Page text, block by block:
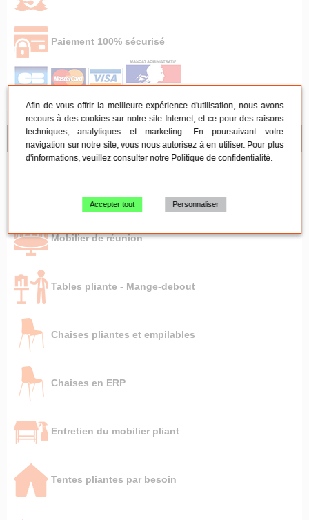
Paiement 100% sécurisé
NOS CONSEILS
Mobilier de réunion
Tables pliante - Mange-debout
Chaises pliantes et empilables
Chaises en ERP
Entretien du mobilier pliant
Tentes pliantes par besoin
Afin de vous offrir la meilleure expérience d'utilisation, nous avons
recours à des cookies sur notre site Internet, et ce pour des raisons
techniques, analytiques et marketing. En poursuivant votre
navigation sur notre site, vous nous autorisez à en utiliser. Pour plus
d'informations, veuillez consulter notre Politique de confidentialité.
Accepter tout Personnaliser